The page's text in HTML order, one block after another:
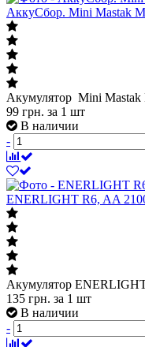
АккуСбор. Mini Mastak
Акумулятор Mini
99 грн. за 1 шт
В наличии
-
ENERLIGHT R6, AA
Акумулятор
135 грн. за 1 шт
В наличии
-